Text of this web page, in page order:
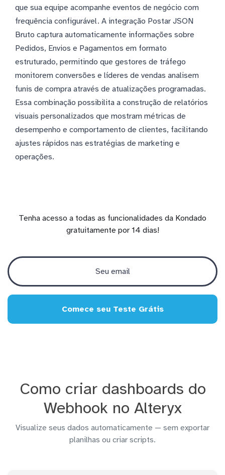
que sua equipe acompanhe eventos de negócio com
frequência configurável. A integração Postar JSON
Bruto captura automaticamente informações sobre
Pedidos, Envios e Pagamentos em formato
estruturado, permitindo que gestores de tráfego
monitorem conversões e líderes de vendas analisem
funis de compra através de atualizações programadas.
Essa combinação possibilita a construção de relatórios
visuais personalizados que mostram métricas de
desempenho e comportamento de clientes, facilitando
ajustes rápidos nas estratégias de marketing e
operações.
Tenha acesso a todas as funcionalidades da Kondado
gratuitamente por 14 dias!
Comece seu Teste Grátis
Como criar dashboards do
Webhook no Alteryx
Visualize seus dados automaticamente — sem exportar
planilhas ou criar scripts.